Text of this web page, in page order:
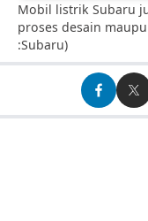
Mobil listrik Subaru
proses desain
:Subaru)